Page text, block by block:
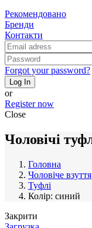
Рекомендовано
Бренди
Контакти
Forgot your password?
Log In
or
Register now
Close
Чоловічі
Головна
Чоловіче взуття
Туфлі
Колір: синий
Закрити